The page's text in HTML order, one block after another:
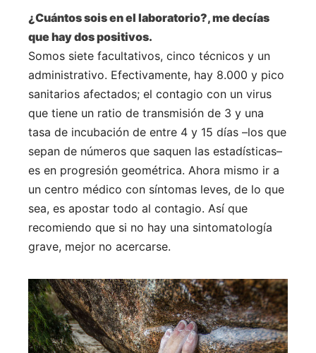
¿Cuántos sois en el laboratorio?, me decías
que hay dos positivos.
Somos siete facultativos, cinco técnicos y un
administrativo. Efectivamente, hay 8.000 y pico
sanitarios afectados; el contagio con un virus
que tiene un ratio de transmisión de 3 y una
tasa de incubación de entre 4 y 15 días –los que
sepan de números que saquen las estadísticas–
es en progresión geométrica. Ahora mismo ir a
un centro médico con síntomas leves, de lo que
sea, es apostar todo al contagio. Así que
recomiendo que si no hay una sintomatología
grave, mejor no acercarse.